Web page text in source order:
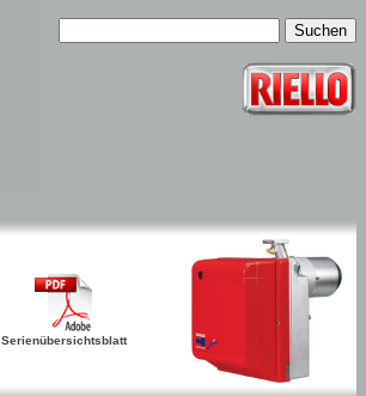
Serienübersichtsblatt